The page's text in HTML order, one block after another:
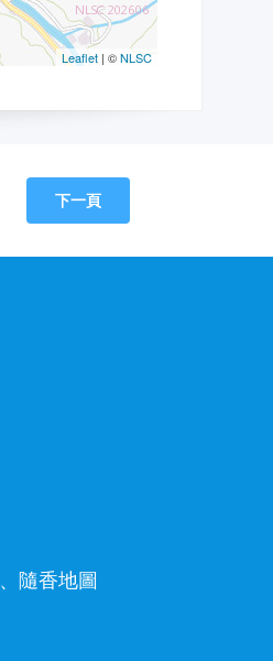
下一頁
、隨香地圖